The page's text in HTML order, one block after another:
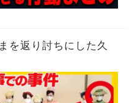
を返り討ちにした久